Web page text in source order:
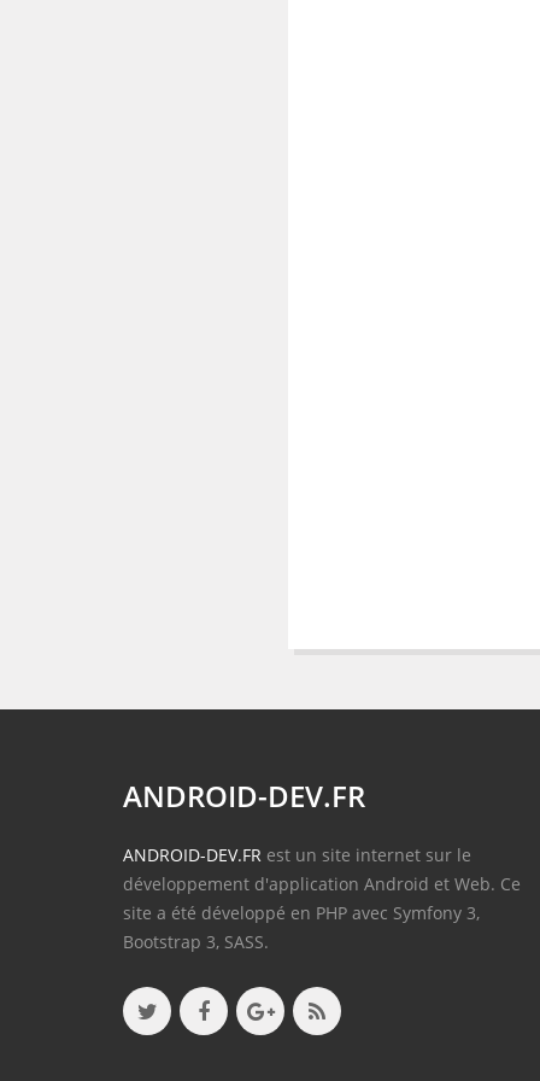
ANDROID-DEV.FR
ANDROID-DEV.FR est un site internet sur le
développement d'application Android et Web. Ce
site a été développé en PHP avec Symfony 3,
Bootstrap 3, SASS.